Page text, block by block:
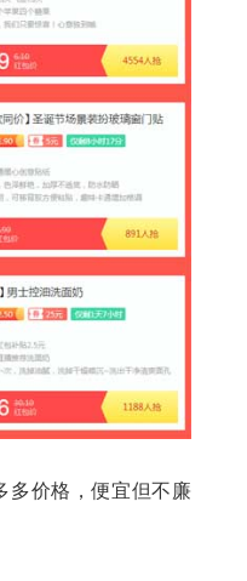
多价格，便宜但不廉